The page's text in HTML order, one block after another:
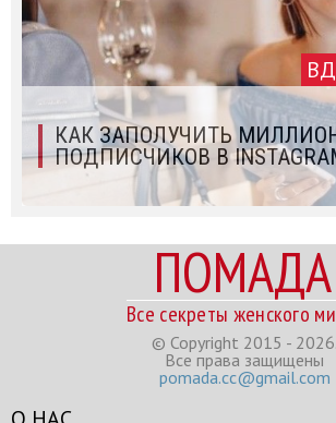
КАК ЗАПОЛУЧИТЬ
ПОДПИСЧИКОВ В
ПОМАДА
Все секреты женского
© Copyright 2015 - 2026.
Все права защищены
pomada.cc@gmail.com